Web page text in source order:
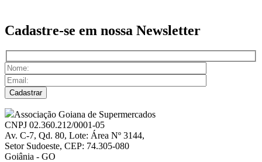
Cadastre-se em nossa Newsletter
Associação Goiana de Supermercados
CNPJ 02.360.212/0001-05
Av. C-7, Qd. 80, Lote: Área Nº 3144,
Setor Sudoeste, CEP: 74.305-080
Goiânia - GO